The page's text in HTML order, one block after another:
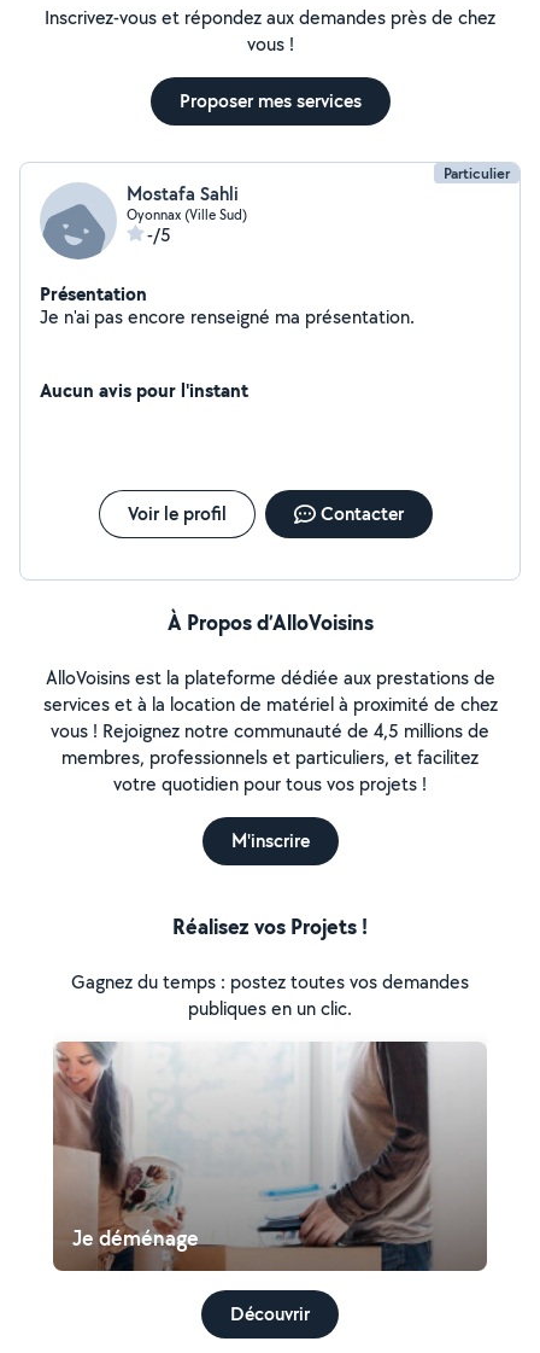
Inscrivez-vous et répondez aux demandes près de chez
vous !
Proposer mes services
Particulier
Mostafa Sahli
Oyonnax (Ville Sud)
-/5
Présentation
Je n'ai pas encore renseigné ma présentation.
Aucun avis pour l'instant
Voir le profil Contacter
À Propos d’AlloVoisins
AlloVoisins est la plateforme dédiée aux prestations de
services et à la location de matériel à proximité de chez
vous ! Rejoignez notre communauté de 4,5 millions de
membres, professionnels et particuliers, et facilitez
votre quotidien pour tous vos projets !
M'inscrire
Réalisez vos Projets !
Gagnez du temps : postez toutes vos demandes
publiques en un clic.
Je déménage
Découvrir